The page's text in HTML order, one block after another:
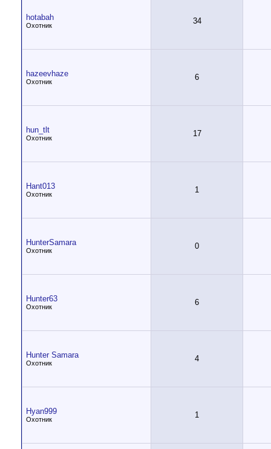
hotabah
Охотник 34
hazeevhaze
Охотник 6
hun_tlt
Охотник 17
Hant013
Охотник 1
HunterSamara
Охотник 0
Hunter63
Охотник 6
Hunter Samara
Охотник 4
Hyan999
Охотник 1